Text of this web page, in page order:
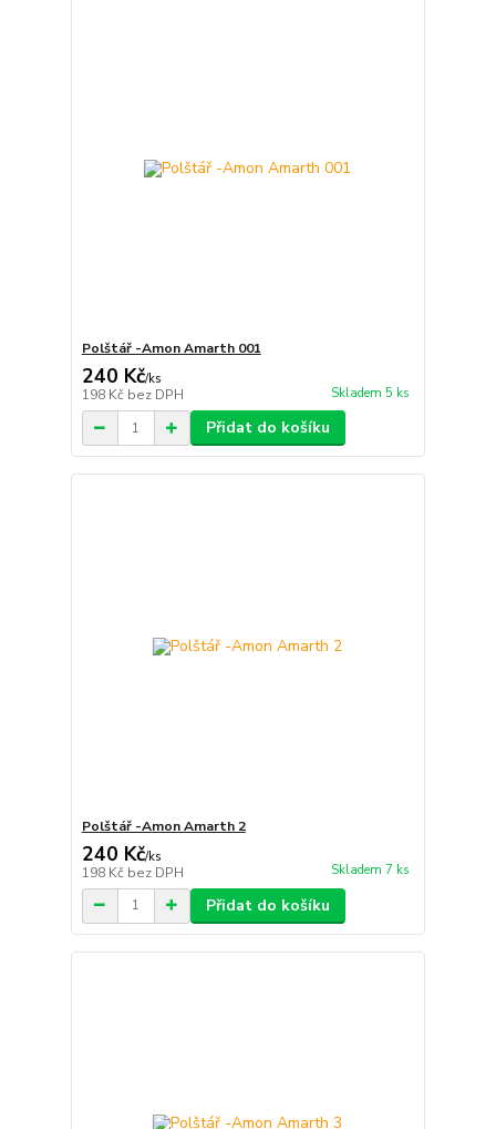
Polštář -Amon Amarth 001
240 Kč/ks
198 Kč bez DPH Skladem 5 ks
Přidat do košíku
Polštář -Amon Amarth 2
240 Kč/ks
198 Kč bez DPH Skladem 7 ks
Přidat do košíku